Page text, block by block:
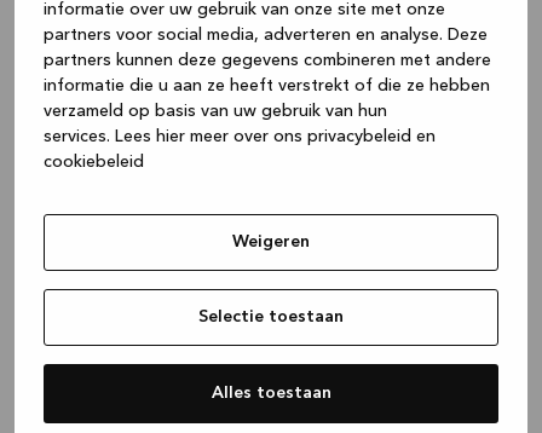
informatie over uw gebruik van onze site met onze
partners voor social media, adverteren en analyse. Deze
partners kunnen deze gegevens combineren met andere
informatie die u aan ze heeft verstrekt of die ze hebben
verzameld op basis van uw gebruik van hun
services. Lees hier meer over ons privacybeleid en
cookiebeleid
Weigeren
Selectie toestaan
Alles toestaan
(see the browser console for more
information).